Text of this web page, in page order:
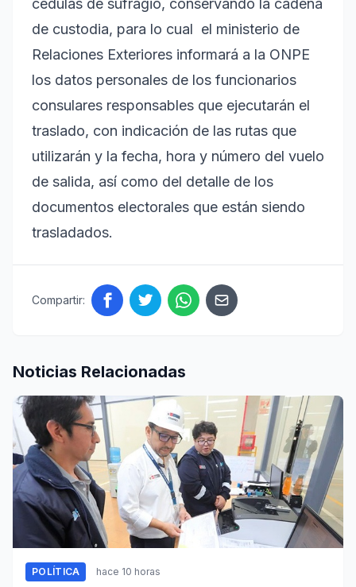
cédulas de sufragio, conservando la cadena
de custodia, para lo cual el ministerio de
Relaciones Exteriores informará a la ONPE
los datos personales de los funcionarios
consulares responsables que ejecutarán el
traslado, con indicación de las rutas que
utilizarán y la fecha, hora y número del vuelo
de salida, así como del detalle de los
documentos electorales que están siendo
trasladados.
Compartir:
Noticias Relacionadas
POLÍTICA hace 10 horas